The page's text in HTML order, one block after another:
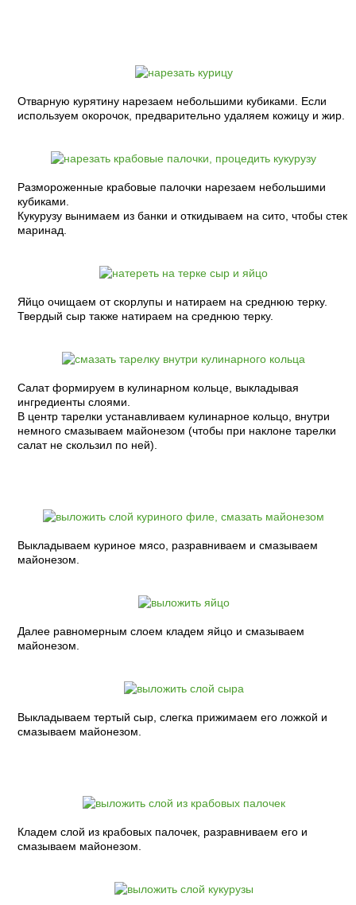
Отварную курятину нарезаем небольшими кубиками. Если
используем окорочок, предварительно удаляем кожицу и жир.
Размороженные крабовые палочки нарезаем небольшими
кубиками.
Кукурузу вынимаем из банки и откидываем на сито, чтобы стек
маринад.
Яйцо очищаем от скорлупы и натираем на среднюю терку.
Твердый сыр также натираем на среднюю терку.
Салат формируем в кулинарном кольце, выкладывая
ингредиенты слоями.
В центр тарелки устанавливаем кулинарное кольцо, внутри
немного смазываем майонезом (чтобы при наклоне тарелки
салат не скользил по ней).
Выкладываем куриное мясо, разравниваем и смазываем
майонезом.
Далее равномерным слоем кладем яйцо и смазываем
майонезом.
Выкладываем тертый сыр, слегка прижимаем его ложкой и
смазываем майонезом.
Кладем слой из крабовых палочек, разравниваем его и
смазываем майонезом.